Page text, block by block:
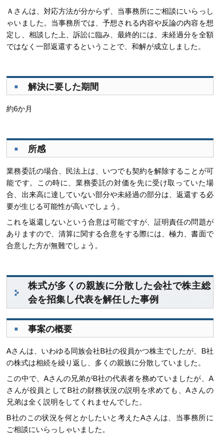
Ａさんは、対応方法が分からず、当事務所にご相談にいらっし
ゃいました。当事務所では、予想される内容や反論の内容を想
定し、相談した上、訴訟に臨み、最終的には、未経過分を全額
ではなく一部返還するということで、和解が成立しました。
解決に要した期間
約6か月
所感
業務委託の場合、民法上は、いつでも契約を解除することが可
能です。この時に、業務委託の対価を先に受け取っていた場
合、出来高に達していない部分や未経過の部分は、返還する必
要が生じる可能性が高いでしょう。
これを返還しないという合意は可能ですが、証明責任の問題が
ありますので、清算に関する合意をする際には、極力、書面で
合意した方が無難でしょう。
株式が多くの親族に分散した会社で株主総
会を招集し代表を解任した事例
事案の概要
Aさんは、いわゆる同族会社B社の役員かつ株主でしたが、B社
の株式は相続を繰り返し、多くの親族に分散していました。
この中で、Aさんの兄弟がB社の代表者を務めていましたが、A
さんが役員としてB社の財務状況の説明を求めても、Aさんの
兄弟は全く説明をしてくれませんでした。
B社のこの状況を何とかしたいと考えたAさんは、当事務所に
ご相談にいらっしゃいました。